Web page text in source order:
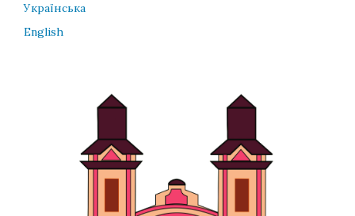
Українська
English